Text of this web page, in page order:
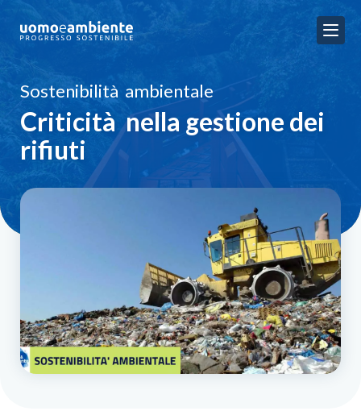
Sostenibilità ambientale
Criticità nella gestione dei
rifiuti